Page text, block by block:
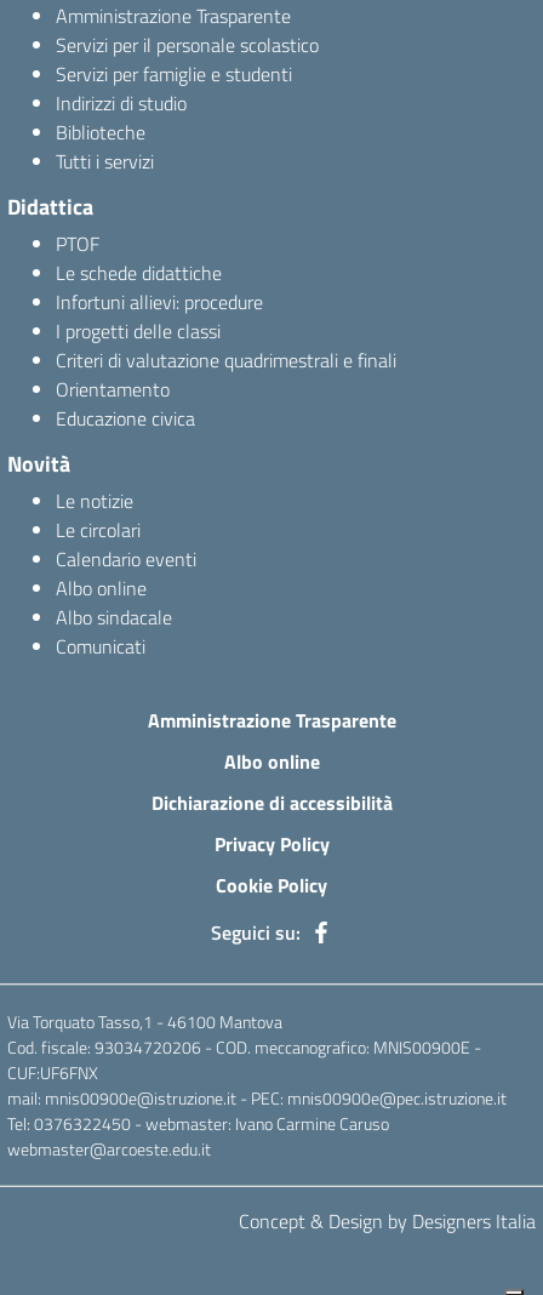
Amministrazione Trasparente
Servizi per il personale scolastico
Servizi per famiglie e studenti
Indirizzi di studio
Biblioteche
Tutti i servizi
Didattica
PTOF
Le schede didattiche
Infortuni allievi: procedure
I progetti delle classi
Criteri di valutazione quadrimestrali e finali
Orientamento
Educazione civica
Novità
Le notizie
Le circolari
Calendario eventi
Albo online
Albo sindacale
Comunicati
Amministrazione Trasparente
Albo online
Dichiarazione di accessibilità
Privacy Policy
Cookie Policy
Seguici su:
Via Torquato Tasso,1 - 46100 Mantova
Cod. fiscale: 93034720206 - COD. meccanografico: MNIS00900E -
CUF:UF6FNX
mail: mnis00900e@istruzione.it - PEC: mnis00900e@pec.istruzione.it
Tel: 0376322450 - webmaster: Ivano Carmine Caruso
webmaster@arcoeste.edu.it
Concept & Design by Designers Italia